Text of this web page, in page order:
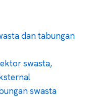
dan tabungan
swasta,
swasta